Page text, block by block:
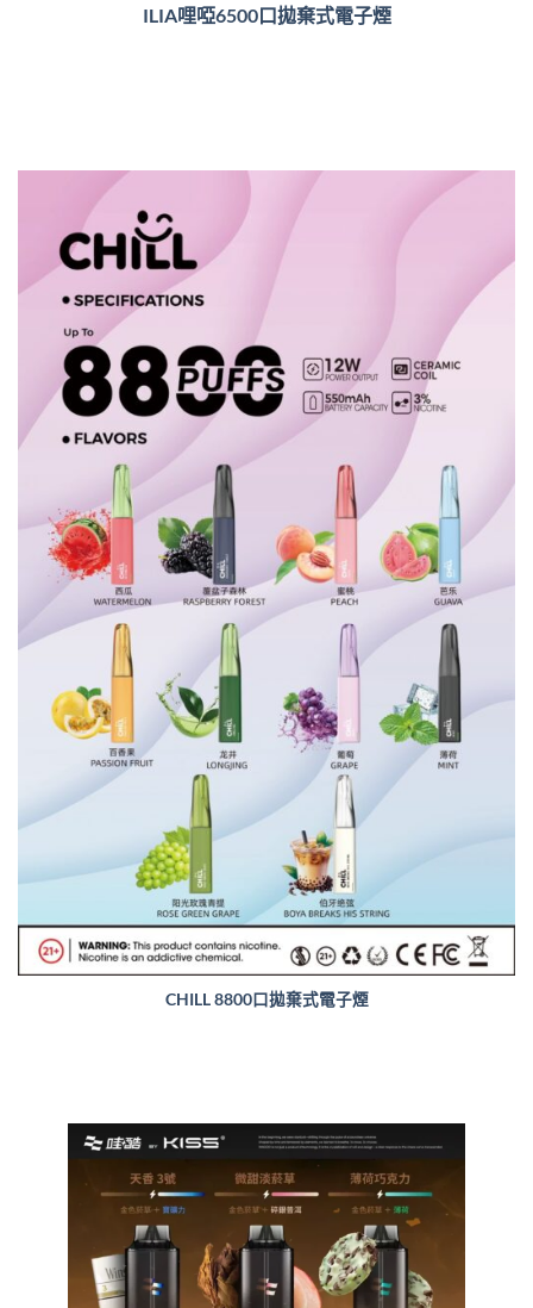
ILIA哩啞6500口拋棄式電子煙
CHILL 8800口拋棄式電子煙